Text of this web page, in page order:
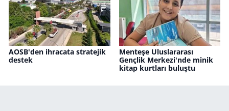
AOSB'den ihracata stratejik
destek
Menteşe Uluslararası
Gençlik Merkezi'nde minik
kitap kurtları buluştu